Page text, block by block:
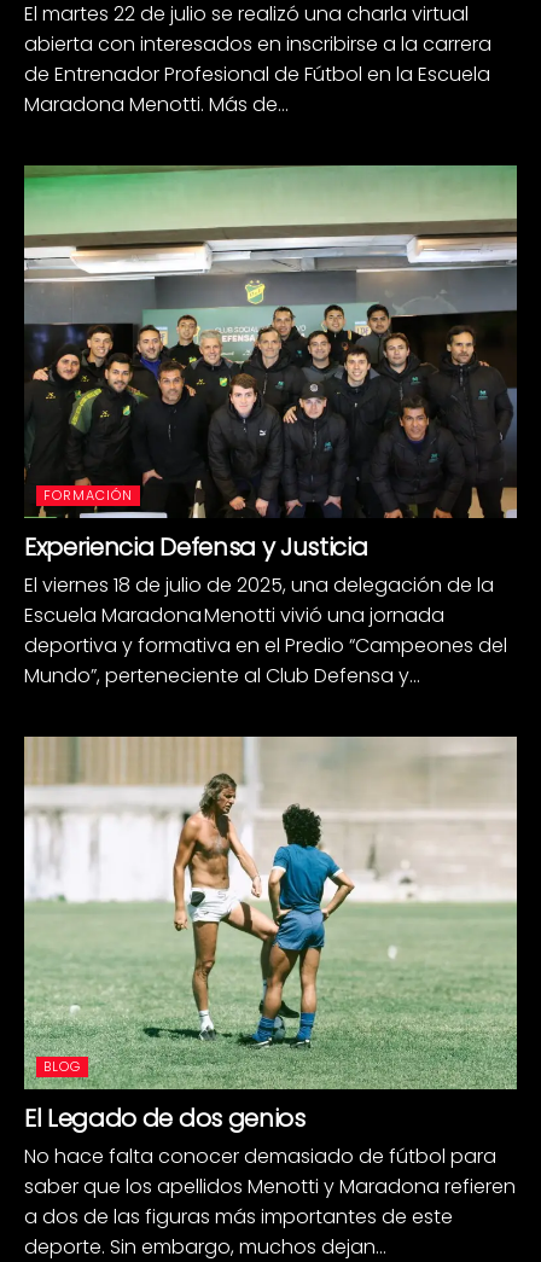
El martes 22 de julio se realizó una charla virtual
abierta con interesados en inscribirse a la carrera
de Entrenador Profesional de Fútbol en la Escuela
Maradona Menotti. Más de...
FORMACIÓN
Experiencia Defensa y Justicia
El viernes 18 de julio de 2025, una delegación de la
Escuela Maradona Menotti vivió una jornada
deportiva y formativa en el Predio “Campeones del
Mundo”, perteneciente al Club Defensa y...
BLOG
El Legado de dos genios
No hace falta conocer demasiado de fútbol para
saber que los apellidos Menotti y Maradona refieren
a dos de las figuras más importantes de este
deporte. Sin embargo, muchos dejan...